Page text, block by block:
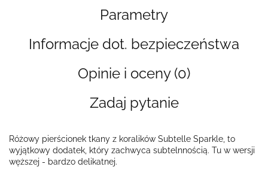
Parametry
Informacje dot. bezpieczeństwa
Opinie i oceny (0)
Zadaj pytanie
Różowy pierścionek tkany z koralików Subtelle Sparkle, to
wyjątkowy dodatek, który zachwyca subtelnnością. Tu w wersji
węższej - bardzo delikatnej.